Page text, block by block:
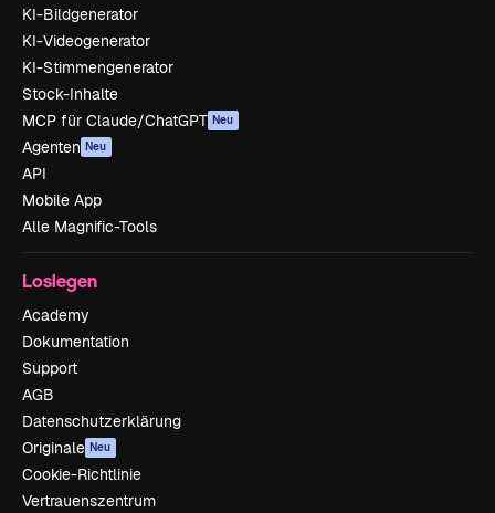
KI-Bildgenerator
KI-Videogenerator
KI-Stimmengenerator
Stock-Inhalte
MCP für Claude/ChatGPT Neu
Agenten Neu
API
Mobile App
Alle Magnific-Tools
Loslegen
Academy
Dokumentation
Support
AGB
Datenschutzerklärung
Originale Neu
Cookie-Richtlinie
Vertrauenszentrum